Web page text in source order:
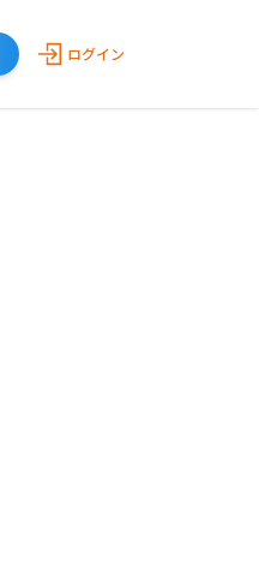
ログイン